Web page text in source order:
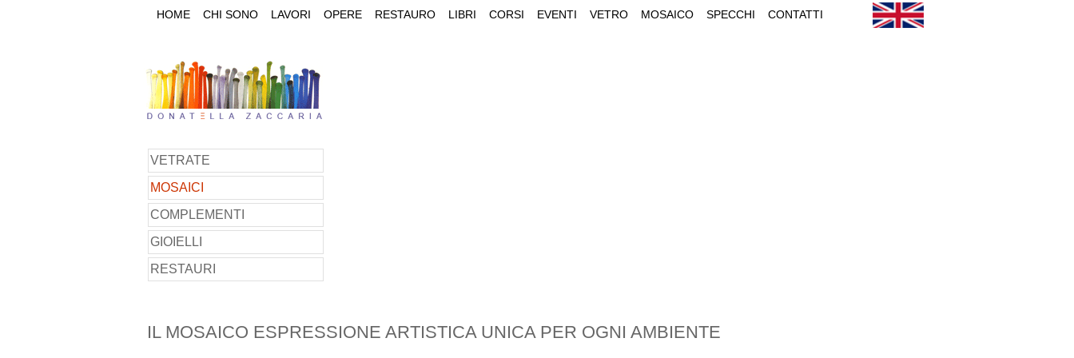
HOME CHI SONO LAVORI OPERE RESTAURO LIBRI CORSI EVENTI VETRO MOSAICO SPECCHI CONTATTI
VETRATE
MOSAICI
COMPLEMENTI
GIOIELLI
RESTAURI
IL MOSAICO ESPRESSIONE ARTISTICA UNICA PER OGNI AMBIENTE